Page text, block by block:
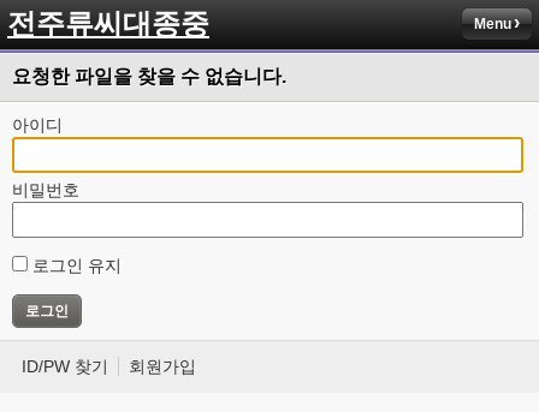
전주류씨대종중 Menu
요청한 파일을 찾을 수 없습니다.
아이디
비밀번호
로그인 유지
ID/PW 찾기 회원가입